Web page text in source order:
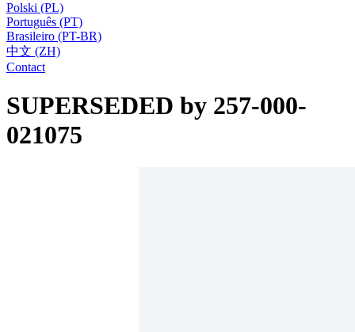
Polski (PL)
Português (PT)
Brasileiro (PT-BR)
中文 (ZH)
Contact
SUPERSEDED by 257-000-
021075